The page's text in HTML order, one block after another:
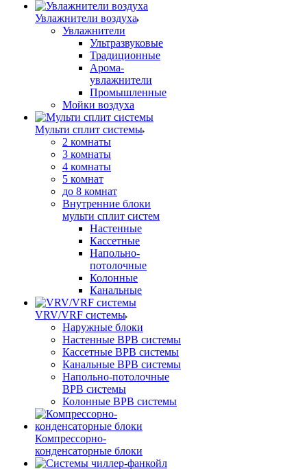
Увлажнители воздуха
Увлажнители
Ультразвуковые
Традиционные
Арома-
увлажнители
Промышленные
Мойки воздуха
Мульти сплит системы
2 комнаты
3 комнаты
4 комнаты
5 комнат
до 8 комнат
Внутренние блоки
мульти сплит систем
Настенные
Кассетные
Напольно-
потолочные
Колонные
Канальные
VRV/VRF системы
Наружные блоки
Настенные ВРВ системы
Кассетные ВРВ системы
Канальные ВРВ системы
Напольно-потолочные
ВРВ системы
Колонные ВРВ системы
Компрессорно-
конденсаторные блоки